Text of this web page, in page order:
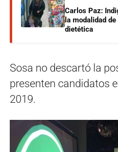
Carlos Paz:
la modalidad
dietética
Sosa no descartó la
presenten candidatos
2019.